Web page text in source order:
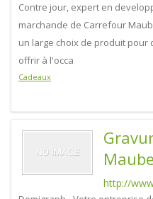
Contre jour, expert en
marchande de Carrefour
un large choix de produit
offrir à l'occa
Cadeaux
http://